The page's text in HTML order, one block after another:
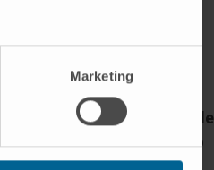
Marketing
Inmunogenicidad del
cáncer de hígado